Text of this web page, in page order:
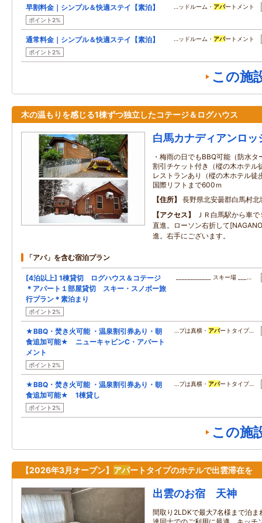
早割料金｜シンプル＆快適ステイ【素泊】
ポイント2%
…ッドルーム・ アパートメント
通常料金｜シンプル＆快適ステイ【素泊】
ポイント2%
…ッドルーム・ アパートメント
この施
木の温もりを感じる1棟ずつ独立したコテージ＆ログハウス
白馬カナディアンロッ
・梅雨の日でもBBQ可能（防水
割引チケット付き（樅の木ホテル
レストランあり（樅の木ホテル徒
国際リフトまで600ｍ
住所
長野県北安曇郡白馬村
アクセス
ＪＲ白馬駅から車
直進。ローソン右折して
進。右手にございます。
「アパ」を含む宿泊プラン
[4泊以上] 1棟貸切 ログハウス＆コテージ
＊アパート１部屋貸切 スキー・スノボー旅
行プラン＊素泊まり
ポイント2%
____________ スキー場 ___…
★BBQ・焚き火可能 ・温泉割引券あり・朝
食追加可能★ ニューキャビンC・アパート
メント
ポイント2%
…プは真横・ アパートタイプ…
★BBQ・焚き火可能 ・温泉割引券あり・朝
食追加可能★ 1棟貸し
ポイント2%
…プは真横・ アパートタイプ…
この施
【2026年3月オープン】 アパートタイプのホテルで出雲滞在を
出雲のお宿 天神
間取り2LDKで最大7名様まで泊